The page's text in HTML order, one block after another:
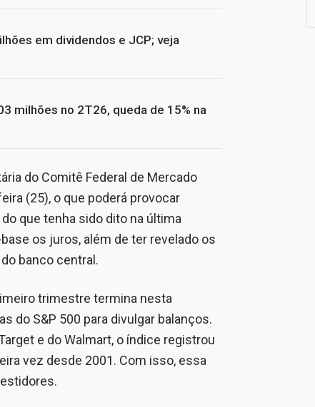
em dividendos e JCP; veja
milhões no 2T26, queda de 15% na
do Comitê Federal de Mercado
(25), o que poderá provocar
que tenha sido dito na última
os juros, além de ter revelado os
banco central.
trimestre termina nesta
do S&P 500 para divulgar balanços.
e do Walmart, o índice registrou
vez desde 2001. Com isso, essa